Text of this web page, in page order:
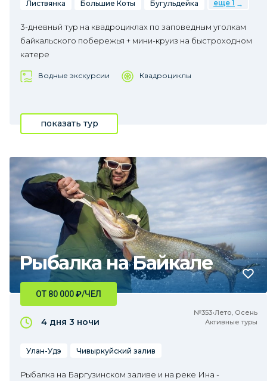
Листвянка Большие Коты Бугульдейка еще 1
3-дневный тур на квадроциклах по заповедным уголкам
байкальского побережья + мини-круиз на быстроходном
катере
Водные экскурсии Квадроциклы
показать тур
Рыбалка на Байкале
№353•Лето, Осень
Активные туры
ОТ 80 000₽/ЧЕЛ
4 дня 3 ночи
Улан-Удэ Чивыркуйский залив
Рыбалка на Баргузинском заливе и на реке Ина -